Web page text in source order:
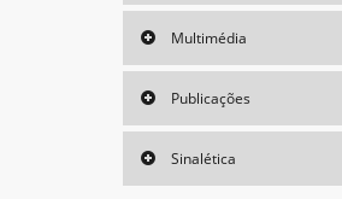
Multimédia
Publicações
Sinalética